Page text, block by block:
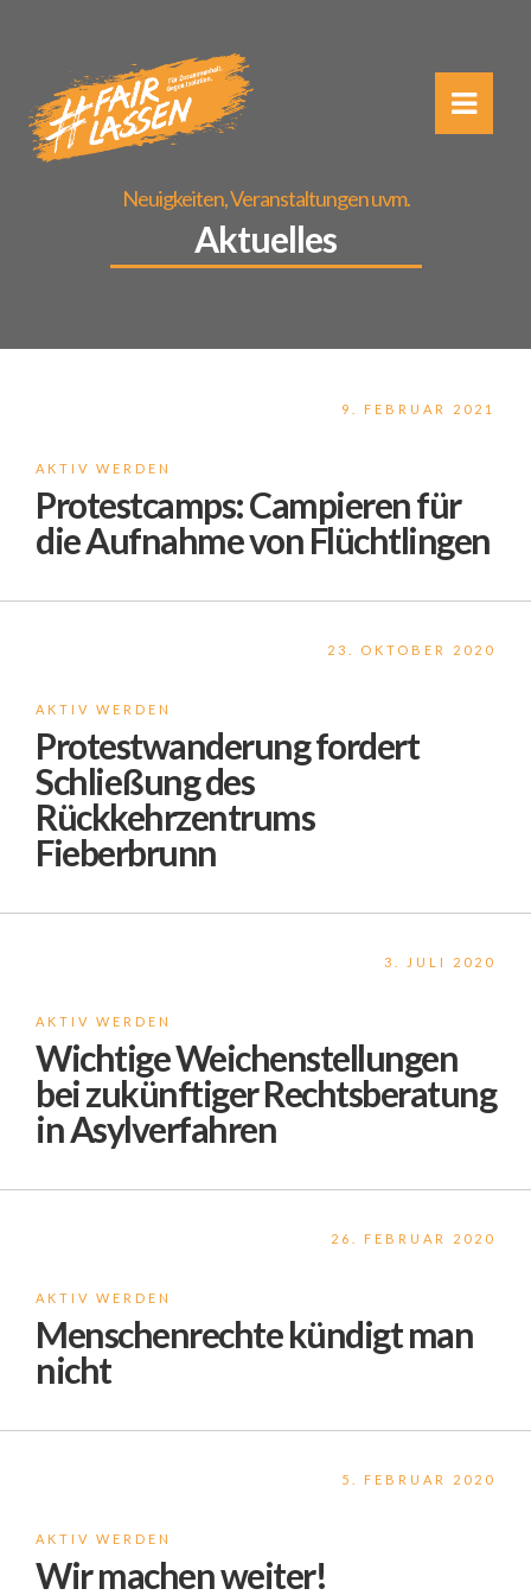
Neuigkeiten, Veranstaltungen uvm.
Aktuelles
9. FEBRUAR 2021
AKTIV WERDEN
Protestcamps: Campieren für
die Aufnahme von Flüchtlingen
23. OKTOBER 2020
AKTIV WERDEN
Protestwanderung fordert
Schließung des
Rückkehrzentrums
Fieberbrunn
3. JULI 2020
AKTIV WERDEN
Wichtige Weichenstellungen
bei zukünftiger Rechtsberatung
in Asylverfahren
26. FEBRUAR 2020
AKTIV WERDEN
Menschenrechte kündigt man
nicht
5. FEBRUAR 2020
AKTIV WERDEN
Wir machen weiter!